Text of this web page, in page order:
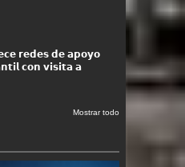
𝗿𝗲𝗱𝗲𝘀 𝗱𝗲 𝗮𝗽𝗼𝘆𝗼
𝗰𝗼𝗻 𝘃𝗶𝘀𝗶𝘁𝗮 𝗮
Mostrar todo